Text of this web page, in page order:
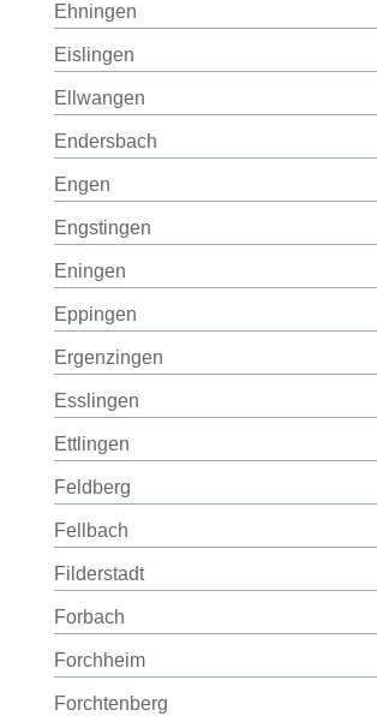
Ehningen
Eislingen
Ellwangen
Endersbach
Engen
Engstingen
Eningen
Eppingen
Ergenzingen
Esslingen
Ettlingen
Feldberg
Fellbach
Filderstadt
Forbach
Forchheim
Forchtenberg